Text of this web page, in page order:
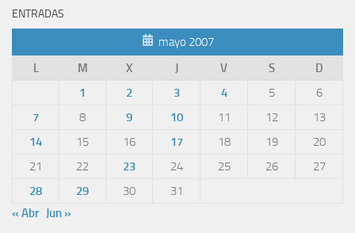
ENTRADAS
mayo 2007
L
M X J V S
D
1
2 3 4 5
6
7
8 9 10 11 12
13
14
15 16 17 18 19
20
21
22 23 24 25 26
27
28
29 30
31
« Abr Jun »